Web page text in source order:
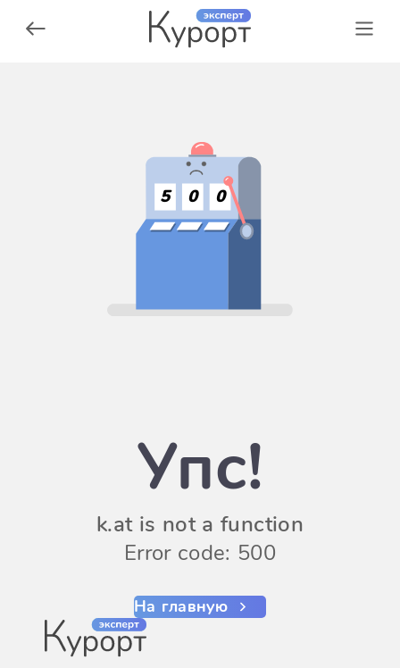
5 0 0
Упс!
k.at is not a function
Error code: 500
На главную